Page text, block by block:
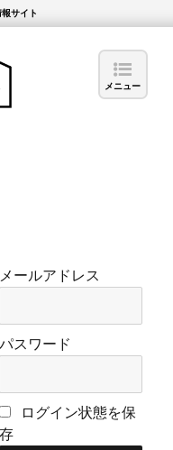
サイト
メニュー
メールアドレス
パスワード
ログイン状態を保
存